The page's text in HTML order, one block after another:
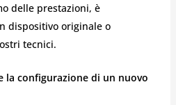
delle prestazioni, è
dispositivo originale o
tecnici.
la configurazione di un nuovo